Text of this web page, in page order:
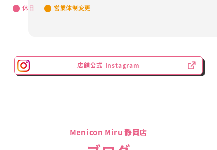
休日 営業体制変更
店舗公式 Instagram
Menicon Miru 静岡店